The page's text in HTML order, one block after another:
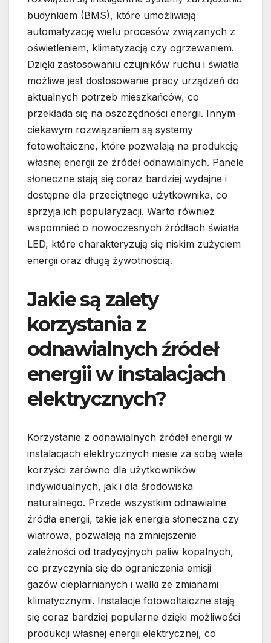
budynkiem (BMS), które umożliwiają
automatyzację wielu procesów związanych z
oświetleniem, klimatyzacją czy ogrzewaniem.
Dzięki zastosowaniu czujników ruchu i światła
możliwe jest dostosowanie pracy urządzeń do
aktualnych potrzeb mieszkańców, co
przekłada się na oszczędności energii. Innym
ciekawym rozwiązaniem są systemy
fotowoltaiczne, które pozwalają na produkcję
własnej energii ze źródeł odnawialnych. Panele
słoneczne stają się coraz bardziej wydajne i
dostępne dla przeciętnego użytkownika, co
sprzyja ich popularyzacji. Warto również
wspomnieć o nowoczesnych źródłach światła
LED, które charakteryzują się niskim zużyciem
energii oraz długą żywotnością.
Jakie są zalety
korzystania z
odnawialnych źródeł
energii w instalacjach
elektrycznych?
Korzystanie z odnawialnych źródeł energii w
instalacjach elektrycznych niesie za sobą wiele
korzyści zarówno dla użytkowników
indywidualnych, jak i dla środowiska
naturalnego. Przede wszystkim odnawialne
źródła energii, takie jak energia słoneczna czy
wiatrowa, pozwalają na zmniejszenie
zależności od tradycyjnych paliw kopalnych,
co przyczynia się do ograniczenia emisji
gazów cieplarnianych i walki ze zmianami
klimatycznymi. Instalacje fotowoltaiczne stają
się coraz bardziej popularne dzięki możliwości
produkcji własnej energii elektrycznej, co